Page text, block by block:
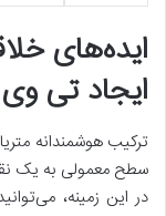
ایده‌های
ایجاد تی
ترکیب هوشمندانه
سطح معمولی به یک
در این زمینه،